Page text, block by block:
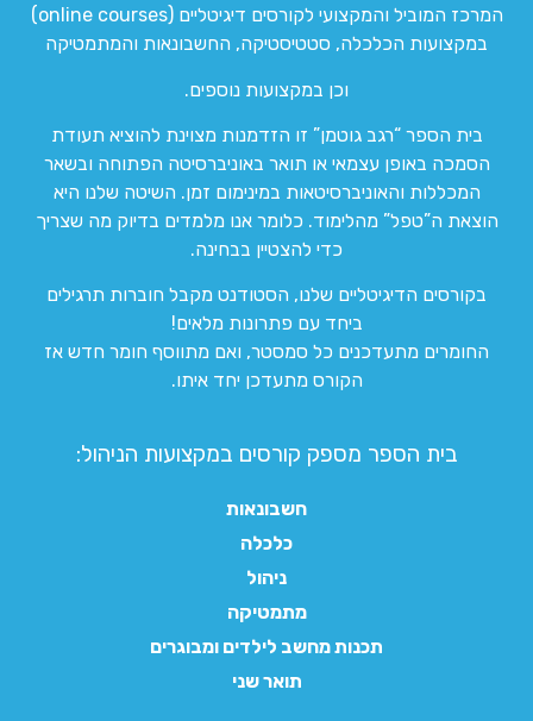
המרכז המוביל והמקצועי לקורסים דיגיטליים (online courses)
במקצועות הכלכלה, סטטיסטיקה, החשבונאות והמתמטיקה
וכן במקצועות נוספים.
בית הספר “רגב גוטמן” זו הזדמנות מצוינת להוציא תעודת
הסמכה באופן עצמאי או תואר באוניברסיטה הפתוחה ובשאר
המכללות והאוניברסיטאות במינימום זמן. השיטה שלנו היא
הוצאת ה”טפל” מהלימוד. כלומר אנו מלמדים בדיוק מה שצריך
כדי להצטיין בבחינה.
בקורסים הדיגיטליים שלנו, הסטודנט מקבל חוברות תרגילים
ביחד עם פתרונות מלאים!
החומרים מתעדכנים כל סמסטר, ואם מתווסף חומר חדש אז
הקורס מתעדכן יחד איתו.
בית הספר מספק קורסים במקצועות הניהול:
חשבונאות
כלכלה
ניהול
מתמטיקה
תכנות מחשב לילדים ומבוגרים
תואר שני